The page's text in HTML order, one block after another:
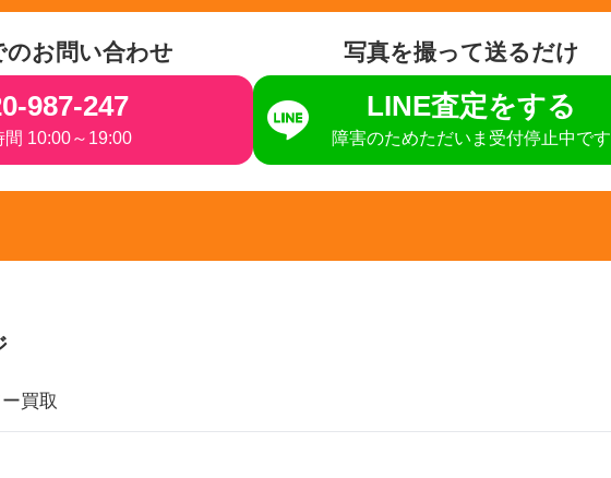
のお問い合わせ
987-247
間 10:00～19:00
写真を撮って送るだけ
LINE査定をする
障害のためただいま受付停止中です
買取